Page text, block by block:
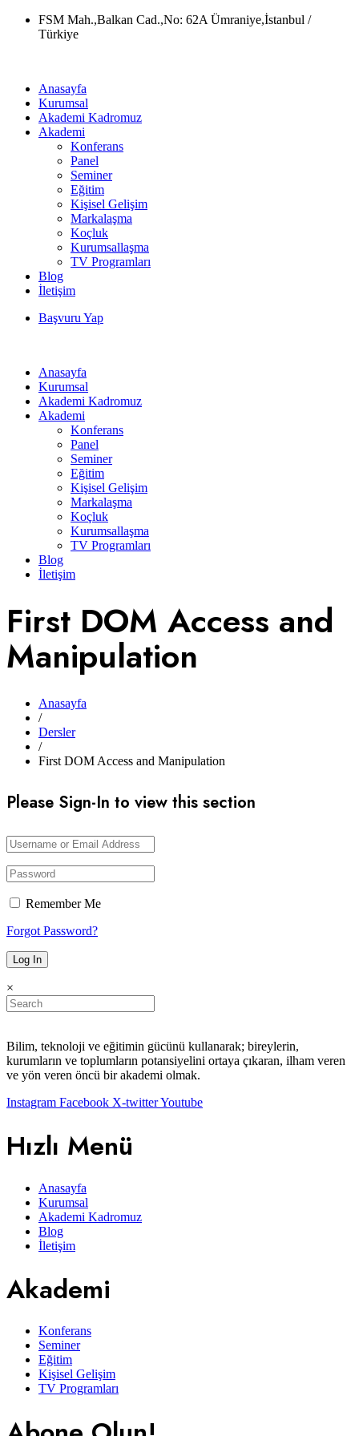
Skip
FSM Mah.,Balkan Cad.,No: 62A Ümraniye,İstanbul /
Türkiye
Anasayfa
Kurumsal
Akademi Kadromuz
Akademi
Konferans
Panel
Seminer
Eğitim
Kişisel Gelişim
Markalaşma
Koçluk
Kurumsallaşma
TV Programları
Blog
İletişim
Başvuru Yap
Anasayfa
Kurumsal
Akademi Kadromuz
Akademi
Konferans
Panel
Seminer
Eğitim
Kişisel Gelişim
Markalaşma
Koçluk
Kurumsallaşma
TV Programları
Blog
İletişim
First DOM Access and
Manipulation
Anasayfa
/
Dersler
/
First DOM Access and Manipulation
Please Sign-In to view this section
Remember Me
Forgot Password?
×
Bilim, teknoloji ve eğitimin gücünü kullanarak; bireylerin,
kurumların ve toplumların potansiyelini ortaya çıkaran, ilham veren
ve yön veren öncü bir akademi olmak.
Instagram Facebook X-twitterYoutube
Hızlı Menü
Anasayfa
Kurumsal
Akademi Kadromuz
Blog
İletişim
Akademi
Konferans
Seminer
Eğitim
Kişisel Gelişim
TV Programları